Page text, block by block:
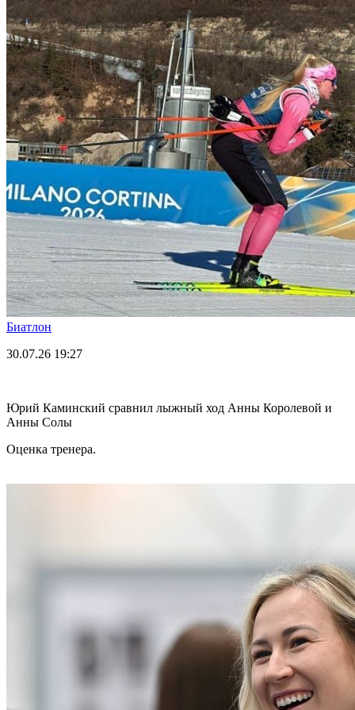
Биатлон
30.07.26 19:27
Юрий Каминский сравнил лыжный ход Анны Королевой и
Анны Солы
Оценка тренера.